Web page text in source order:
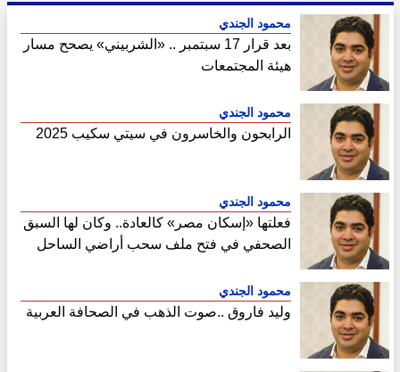
محمود الجندي
بعد قرار 17 سبتمبر .. «الشربيني» يصحح مسار
هيئة المجتمعات
محمود الجندي
الرابحون والخاسرون في سيتي سكيب 2025
محمود الجندي
فعلتها «إسكان مصر» كالعادة.. وكان لها السبق
الصحفي في فتح ملف سحب أراضي الساحل
محمود الجندي
وليد فاروق ..صوت الذهب في الصحافة العربية